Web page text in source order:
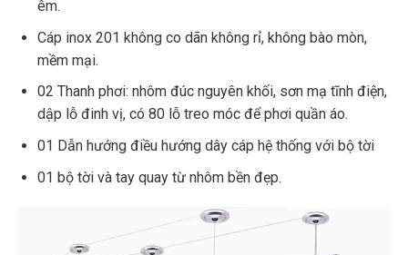
êm.
Cáp inox 201 không co dãn không rỉ, không bào mòn,
mềm mại.
02 Thanh phơi: nhôm đúc nguyên khối, sơn mạ tĩnh điện,
dập lỗ đinh vị, có 80 lỗ treo móc để phơi quần áo.
01 Dẫn hướng điều hướng dây cáp hệ thống với bộ tời
01 bộ tời và tay quay từ nhôm bền đẹp.